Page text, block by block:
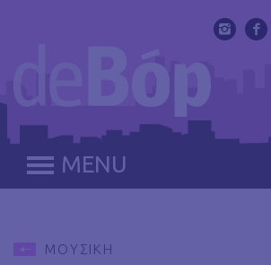
MENU
ΜΟΥΣΙΚΗ